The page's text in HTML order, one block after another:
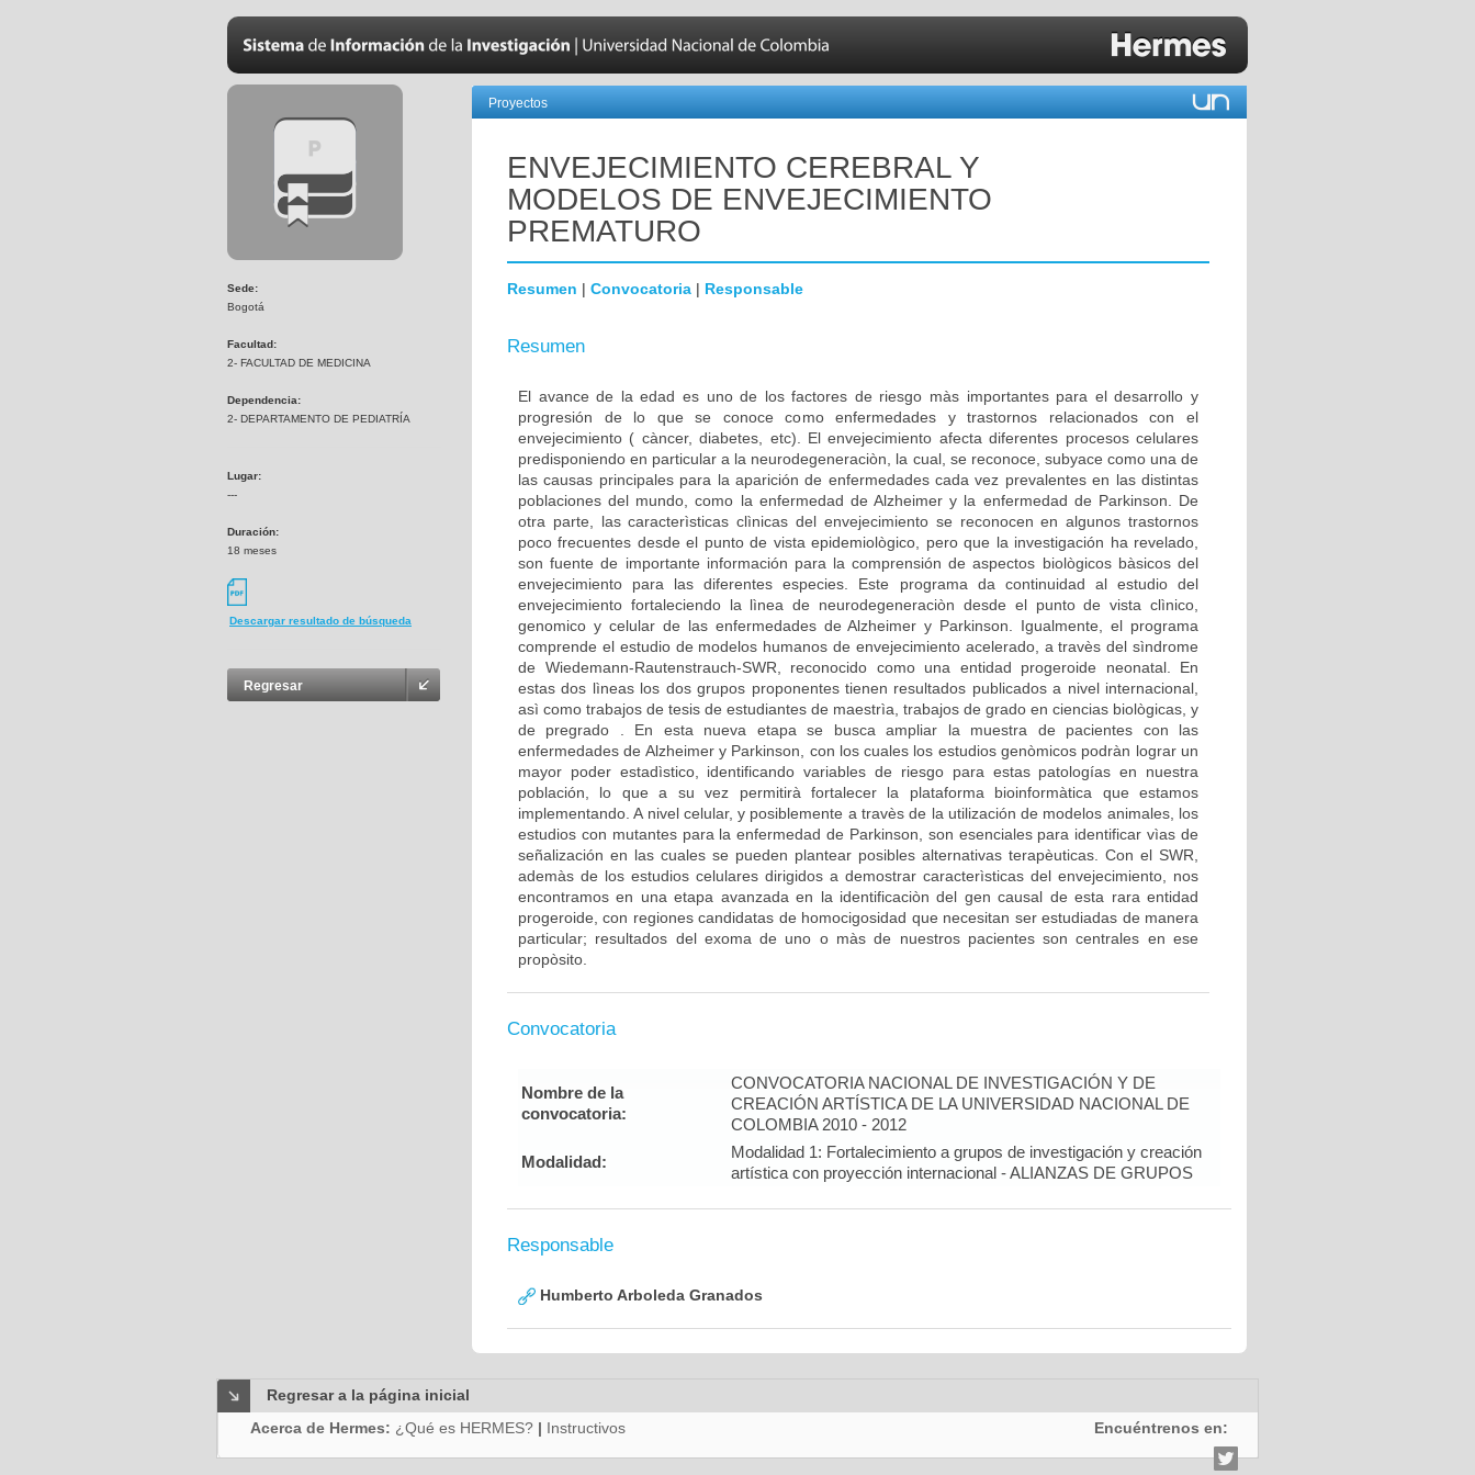
Sede:
Bogotá
Facultad:
2- FACULTAD DE MEDICINA
Dependencia:
2- DEPARTAMENTO DE PEDIATRÍA
Lugar:
---
Duración:
18 meses
Descargar resultado de búsqueda
Regresar
Proyectos
ENVEJECIMIENTO CEREBRAL Y
MODELOS DE ENVEJECIMIENTO
PREMATURO
Resumen | Convocatoria | Responsable
Resumen
El avance de la edad es uno de los factores de riesgo màs importantes para el desarrollo y
progresión de lo que se conoce como enfermedades y trastornos relacionados con el
envejecimiento ( càncer, diabetes, etc). El envejecimiento afecta diferentes procesos celulares
predisponiendo en particular a la neurodegeneraciòn, la cual, se reconoce, subyace como una de
las causas principales para la aparición de enfermedades cada vez prevalentes en las distintas
poblaciones del mundo, como la enfermedad de Alzheimer y la enfermedad de Parkinson. De
otra parte, las caracterìsticas clìnicas del envejecimiento se reconocen en algunos trastornos
poco frecuentes desde el punto de vista epidemiològico, pero que la investigación ha revelado,
son fuente de importante información para la comprensión de aspectos biològicos bàsicos del
envejecimiento para las diferentes especies. Este programa da continuidad al estudio del
envejecimiento fortaleciendo la lìnea de neurodegeneraciòn desde el punto de vista clìnico,
genomico y celular de las enfermedades de Alzheimer y Parkinson. Igualmente, el programa
comprende el estudio de modelos humanos de envejecimiento acelerado, a travès del sìndrome
de Wiedemann-Rautenstrauch-SWR, reconocido como una entidad progeroide neonatal. En
estas dos lìneas los dos grupos proponentes tienen resultados publicados a nivel internacional,
asì como trabajos de tesis de estudiantes de maestrìa, trabajos de grado en ciencias biològicas, y
de pregrado . En esta nueva etapa se busca ampliar la muestra de pacientes con las
enfermedades de Alzheimer y Parkinson, con los cuales los estudios genòmicos podràn lograr un
mayor poder estadìstico, identificando variables de riesgo para estas patologías en nuestra
población, lo que a su vez permitirà fortalecer la plataforma bioinformàtica que estamos
implementando. A nivel celular, y posiblemente a travès de la utilización de modelos animales, los
estudios con mutantes para la enfermedad de Parkinson, son esenciales para identificar vìas de
señalización en las cuales se pueden plantear posibles alternativas terapèuticas. Con el SWR,
ademàs de los estudios celulares dirigidos a demostrar caracterìsticas del envejecimiento, nos
encontramos en una etapa avanzada en la identificaciòn del gen causal de esta rara entidad
progeroide, con regiones candidatas de homocigosidad que necesitan ser estudiadas de manera
particular; resultados del exoma de uno o màs de nuestros pacientes son centrales en ese
propòsito.
Convocatoria
Nombre de la
convocatoria:
CONVOCATORIA NACIONAL DE INVESTIGACIÓN Y DE
CREACIÓN ARTÍSTICA DE LA UNIVERSIDAD NACIONAL DE
COLOMBIA 2010 - 2012
Modalidad:
Modalidad 1: Fortalecimiento a grupos de investigación y creación
artística con proyección internacional - ALIANZAS DE GRUPOS
Responsable
Humberto Arboleda Granados
Regresar a la página inicial
Acerca de Hermes: ¿Qué es HERMES? | Instructivos Encuéntrenos en: